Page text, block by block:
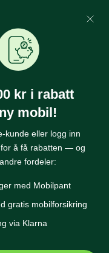
Mine Sider
InternettSikkerhet
kr i rabatt
mobil!
kunde eller logg inn
å få rabatten — og
fordeler:
med Mobilpant
gratis mobilforsikring
via Klarna